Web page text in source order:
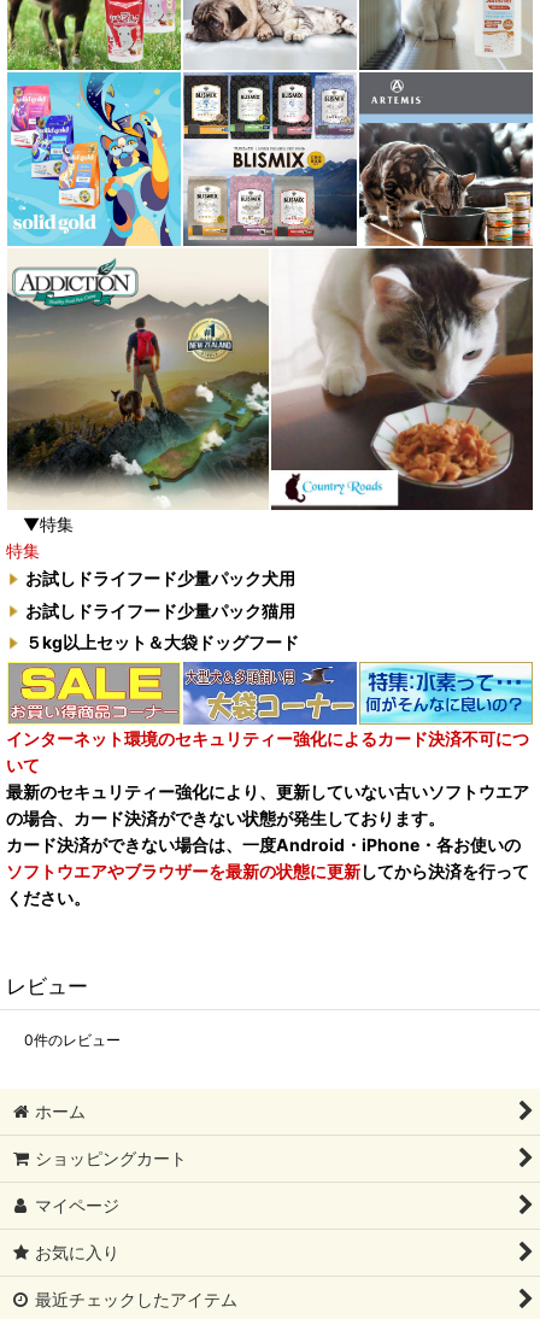
▼特集
特集
お試しドライフード少量パック犬用
お試しドライフード少量パック猫用
５kg以上セット＆大袋ドッグフード
インターネット環境のセキュリティー強化によるカード決済不可につ
いて
最新のセキュリティー強化により、更新していない古いソフトウエア
の場合、カード決済ができない状態が発生しております。
カード決済ができない場合は、一度Android・iPhone・各お使いの
ソフトウエアやブラウザーを最新の状態に更新してから決済を行って
ください。
レビュー
0件のレビュー
ホーム
ショッピングカート
マイページ
お気に入り
最近チェックしたアイテム